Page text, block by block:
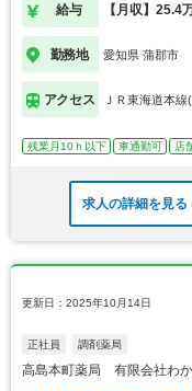
給与 【月収】
勤務地 愛知県 蒲郡市
アクセス ＪＲ東海道本
残業月10ｈ以下 車通勤可 店
求人の詳細を見る
更新日：2025年10月14日
正社員 調剤薬局
高島本町薬局 有限会社わ